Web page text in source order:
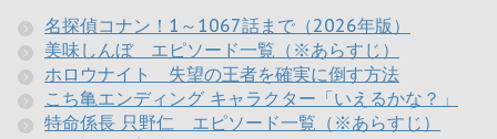
名探偵コナン！1～1067話まで（2026年版）
美味しんぼ エピソード一覧（※あらすじ）
ホロウナイト 失望の王者を確実に倒す方法
こち亀エンディング キャラクター「いえるかな？」
特命係長 只野仁 エピソード一覧（※あらすじ）